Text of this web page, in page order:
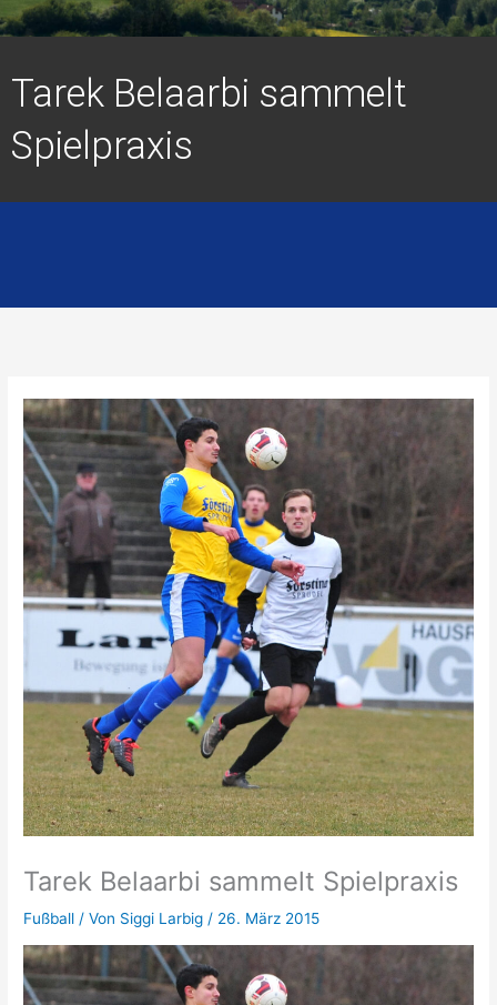
Tarek Belaarbi sammelt
Spielpraxis
Tarek Belaarbi sammelt Spielpraxis
Fußball / Von Siggi Larbig/ 26. März 2015